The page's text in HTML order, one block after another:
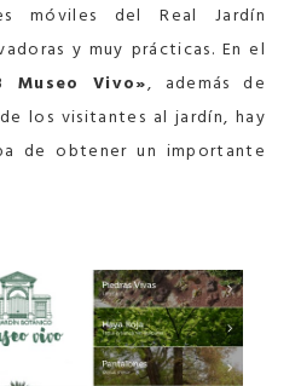
móviles del Real Jardín
y muy prácticas. En el
Museo Vivo», además de
los visitantes al jardín, hay
de obtener un importante